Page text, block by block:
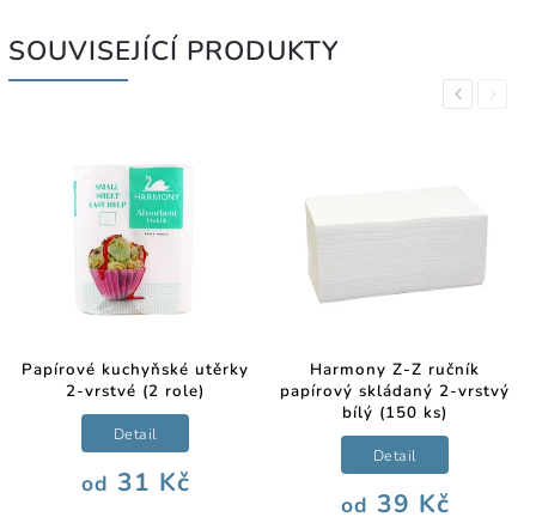
SOUVISEJÍCÍ PRODUKTY
Previous
Papírové kuchyňské utěrky
2-vrstvé (2 role)
od 31 Kč
Detail
Harmony Z-Z ručník
papírový skládaný 2-vrstvý
bílý (150 ks)
od 39 Kč
Detail
Next